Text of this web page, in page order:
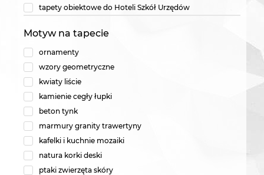
tapety obiektowe do Hoteli Szkół Urzędów
Motyw na tapecie
ornamenty
wzory geometryczne
kwiaty liście
kamienie cegły łupki
beton tynk
marmury granity trawertyny
kafelki i kuchnie mozaiki
natura korki deski
ptaki zwierzęta skóry